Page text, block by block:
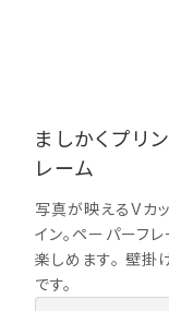
ましかくプリ
レーム
写真が映えるVカ
イン。ペーパーフ
楽しめます。 壁掛
です。